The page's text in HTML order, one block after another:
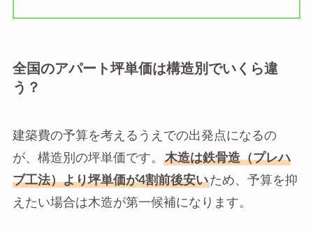
全国のアパート坪単価は構造別でいくら違
う？
建築費の予算を考えるうえでの出発点になるの
が、構造別の坪単価です。
木造は鉄骨造（プレハ
ブ工法）より坪単価が4割前後安いため、予算を抑
えたい場合は木造が第一候補になります。